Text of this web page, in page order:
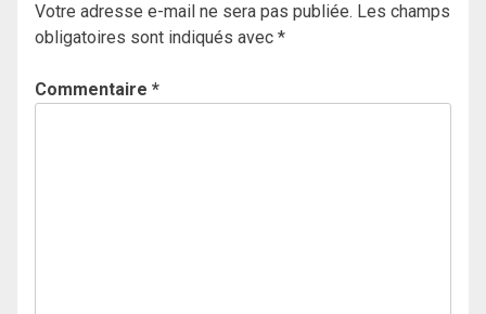
Votre adresse e-mail ne sera pas publiée. Les champs
obligatoires sont indiqués avec *
Commentaire *